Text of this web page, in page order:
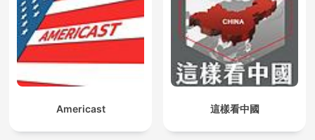
Americast 這樣看中國